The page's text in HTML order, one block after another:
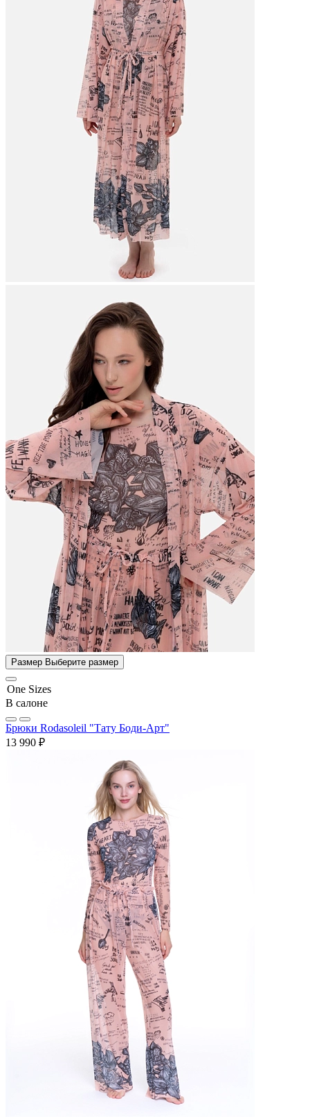
Размер Выберите размер
One Sizes
В салоне
Брюки Rodasoleil "Тату Боди-Арт"
13 990 ₽